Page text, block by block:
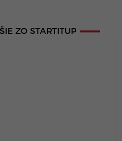
ZO STARTITUP